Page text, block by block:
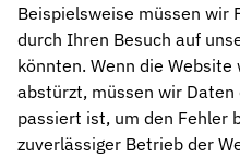
Beispielsweise müssen wir
durch Ihren Besuch auf
könnten. Wenn die
abstürzt, müssen wir
passiert ist, um den Fehler
zuverlässiger Betrieb der